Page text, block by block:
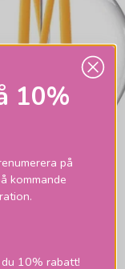
10%
på
kommande
10% rabatt!